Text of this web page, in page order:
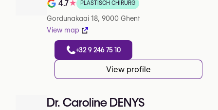
Note de 4.7 sur 5 sur Google
4.7★ PLASTISCH CHIRURG
Gordunakaai 18, 9000 Ghent
View map
+32 9 246 75 10
View profile
Dr. Caroline DENYS